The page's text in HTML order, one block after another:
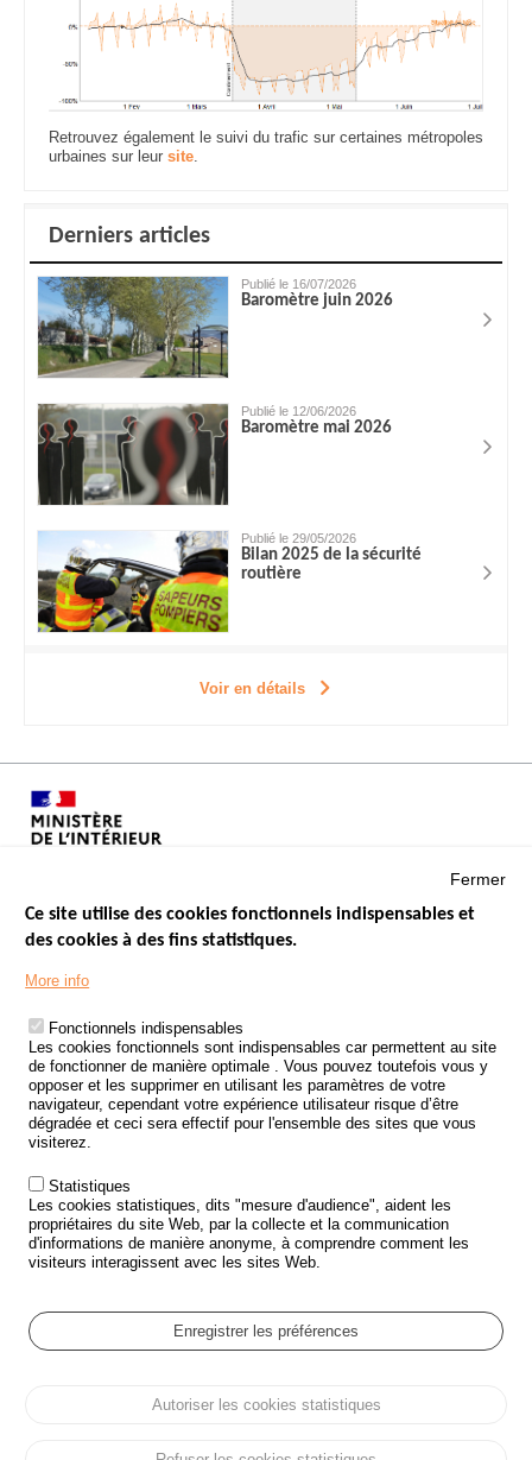
Retrouvez également le suivi du trafic sur certaines métropoles
urbaines sur leur site.
Derniers articles
Publié le 16/07/2026
Baromètre juin 2026
Publié le 12/06/2026
Baromètre mai 2026
Publié le 29/05/2026
Bilan 2025 de la sécurité
routière
Voir en détails
Menu
Footer
LES SITES PUBLICS
ÉTAT DE L’INSÉCURITÉ ROUTIÈRE
TRAITEMENT DES DONNÉES PERSONNELLES DES ACCIDENTS DE
LA ROUTE
ETUDES ET RECHERCHES
APPEL À PROJETS
POLITIQUE DE SÉCURITÉ ROUTIÈRE
Outils
AGENDA
GLOSSAIRE
Cookie settings
Protection des données personnelles et Cookies
Fermer
Ce site utilise des cookies fonctionnels indispensables et
des cookies à des fins statistiques.
More info
Fonctionnels indispensables
Les cookies fonctionnels sont indispensables car permettent au site
de fonctionner de manière optimale . Vous pouvez toutefois vous y
opposer et les supprimer en utilisant les paramètres de votre
navigateur, cependant votre expérience utilisateur risque d’être
dégradée et ceci sera effectif pour l'ensemble des sites que vous
visiterez.
Statistiques
Les cookies statistiques, dits "mesure d'audience", aident les
propriétaires du site Web, par la collecte et la communication
d'informations de manière anonyme, à comprendre comment les
visiteurs interagissent avec les sites Web.
Enregistrer les préférences
Autoriser les cookies statistiques